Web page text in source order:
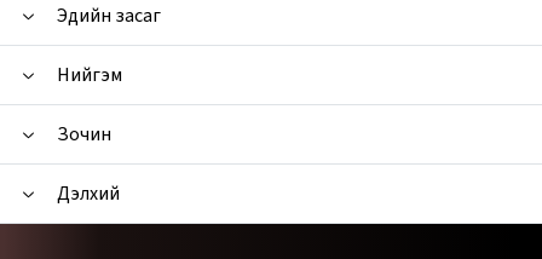
Эдийн засаг
Нийгэм
Зочин
Дэлхий